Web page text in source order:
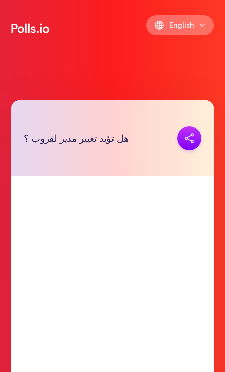
English
هل تؤيد تغيير مدير لقروب ؟Copy link